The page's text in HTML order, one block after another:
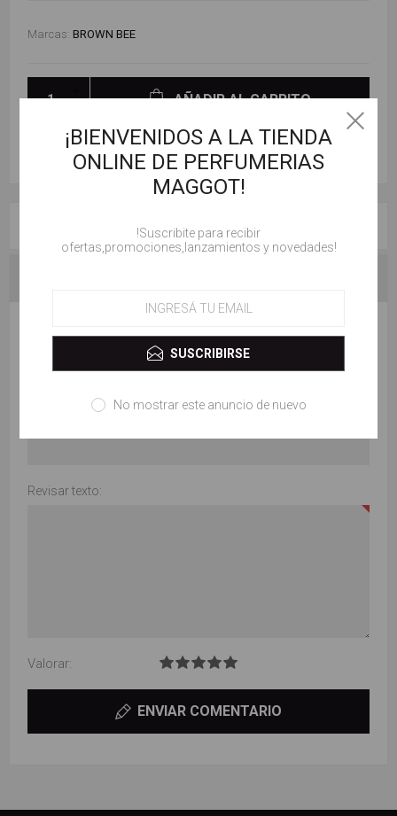
Marcas: BROWN BEE
AÑADIR AL CARRITO
RESEÑAS
Solo los usuarios registrados pueden escribir comentarios
Título de la revisión:
Revisar texto:
Valorar:
ENVIAR COMENTARIO
¡BIENVENIDOS A LA TIENDA
ONLINE DE PERFUMERIAS
MAGGOT!
!Suscribite para recibir
ofertas,promociones,lanzamientos y novedades!
SUSCRIBIRSE
No mostrar este anuncio de nuevo